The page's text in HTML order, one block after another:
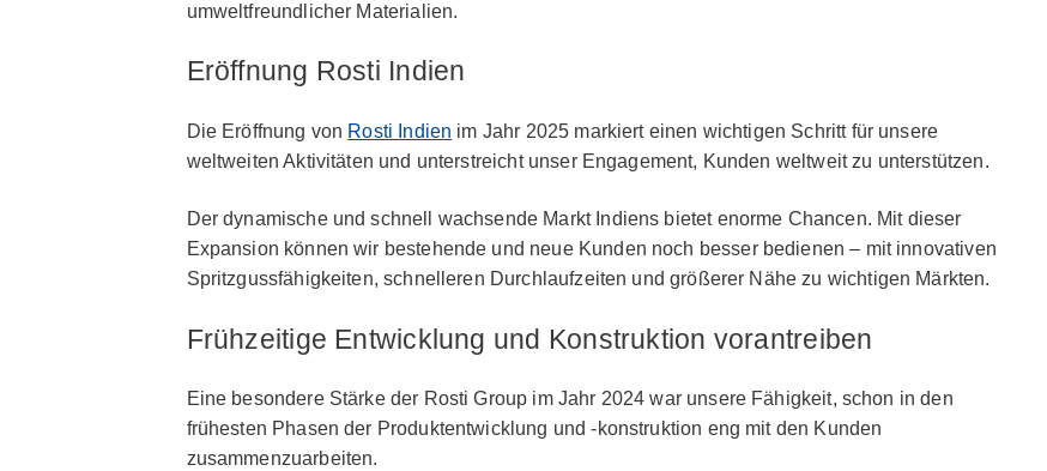
umweltfreundlicher Materialien.
Eröffnung Rosti Indien
Die Eröffnung von Rosti Indien im Jahr 2025 markiert einen wichtigen Schritt für unsere
weltweiten Aktivitäten und unterstreicht unser Engagement, Kunden weltweit zu unterstützen.
Der dynamische und schnell wachsende Markt Indiens bietet enorme Chancen. Mit dieser
Expansion können wir bestehende und neue Kunden noch besser bedienen – mit innovativen
Spritzgussfähigkeiten, schnelleren Durchlaufzeiten und größerer Nähe zu wichtigen Märkten.
Frühzeitige Entwicklung und Konstruktion vorantreiben
Eine besondere Stärke der Rosti Group im Jahr 2024 war unsere Fähigkeit, schon in den
frühesten Phasen der Produktentwicklung und -konstruktion eng mit den Kunden
zusammenzuarbeiten.